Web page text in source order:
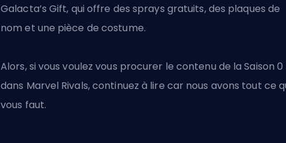
Galacta’s Gift, qui offre des sprays gratuits, des plaques de
nom et une pièce de costume.
Alors, si vous voulez vous procurer le contenu de la Saison 0
dans Marvel Rivals, continuez à lire car nous avons tout ce
vous faut.